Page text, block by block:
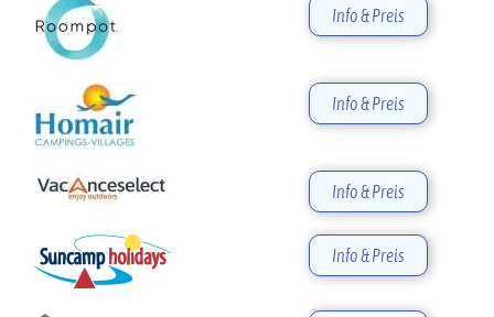
Info & Preis
Info & Preis
Info & Preis
Info & Preis